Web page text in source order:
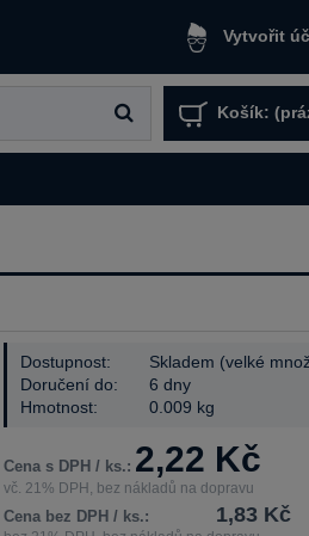
Vytvořit
Košík:
Dostupnost:
Skladem (velké
Doručení do:
6 dny
Hmotnost:
0.009 kg
Cena s DPH / ks.: 2,22 Kč
vč. 21% DPH, bez nákladů na dopravu
Cena bez DPH / ks.: 1,83 Kč